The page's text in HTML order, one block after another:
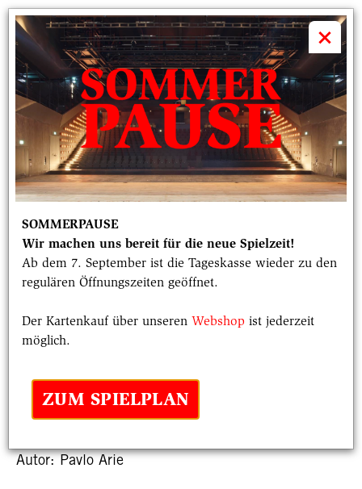
×
SOMMERPAUSE
Wir machen uns bereit für die neue Spielzeit!
Ab dem 7. September ist die Tageskasse wieder zu den
regulären Öffnungszeiten geöffnet.
Der Kartenkauf über unseren Webshop ist jederzeit
möglich.
ZUM SPIELPLAN
 volkstheater
AUF UKRAINISCHEN SCHLECHTEN
STRASSEN
Pavlo Arie in der Sprache seines Exils
über "Bad Roads" in der Regie von
Tamara Trunova, die schon drei Jahre vor
der brutalen russischen Invasion ein
düsteres Bild des Krieges zeigt. Jetzt hat
die Realität die Aufführung tragisch
Datum
Autor: Pavlo Arie